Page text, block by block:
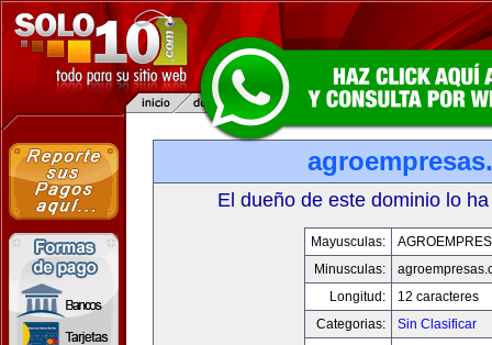
El dueño de este dominio lo
Mayusculas:
Minusculas:
Longitud:
12 caracteres
Categorias:
Sin Clasificar